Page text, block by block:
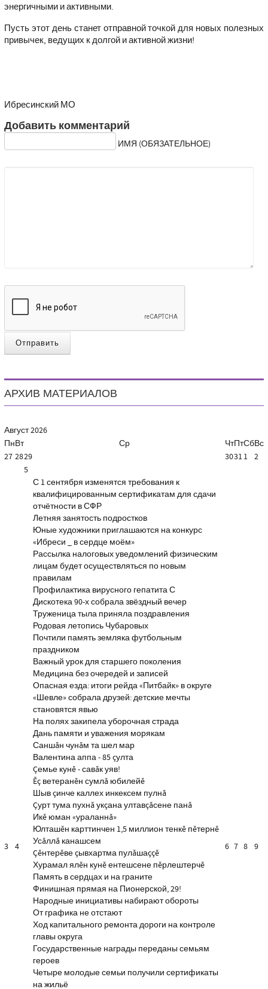
энергичными и активными.
Пусть этот день станет отправной точкой для новых полезных
привычек, ведущих к долгой и активной жизни!
Ибресинский МО
Добавить комментарий
ИМЯ (ОБЯЗАТЕЛЬНОЕ)
Отправить
АРХИВ МАТЕРИАЛОВ
Август2026
ПнВт Ср ЧтПтСбВс
27 2829 30311 2
3 4
5
С 1 сентября изменятся требования к
квалифицированным сертификатам для сдачи
отчётности в СФР
Летняя занятость подростков
Юные художники приглашаются на конкурс
«Ибреси _ в сердце моём»
Рассылка налоговых уведомлений физическим
лицам будет осуществляться по новым
правилам
Профилактика вирусного гепатита С
Дискотека 90-х собрала звёздный вечер
Труженица тыла приняла поздравления
Родовая летопись Чубаровых
Почтили память земляка футбольным
праздником
Важный урок для старшего поколения
Медицина без очередей и записей
Опасная езда: итоги рейда «Питбайк» в округе
«Шевле» собрала друзей: детские мечты
становятся явью
На полях закипела уборочная страда
Дань памяти и уважения морякам
Саншăн чунăм та шел мар
Валентина аппа - 85 çулта
Çемье кунĕ - савăк уяв!
Ĕç ветеранĕн сумлă юбилейĕ
Шыв çинче каллех инкексем пулнă
Çурт тума пухнă укçана ултавçăсене панă
Икĕ юман «ураланнă»
Юлташĕн карттинчен 1,5 миллион тенкĕ пĕтернĕ
Усăллă канашсем
Çĕнтерĕве çывхартма пулăшаççĕ
Хурамал ялĕн кунĕ ентешсене пĕрлештерчĕ
Память в сердцах и на граните
Финишная прямая на Пионерской, 29!
Народные инициативы набирают обороты
От графика не отстают
Ход капитального ремонта дороги на контроле
главы округа
Государственные награды переданы семьям
героев
Четыре молодые семьи получили сертификаты
на жильё
6 7 8 9